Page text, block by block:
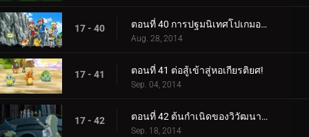
17 - 40 ตอนที่ 40 การปฐมนิเทศโปเกมอนที่เต็มไปด้วยหมอก!
Aug. 28, 2014
17 - 41 ตอนที่ 41 ต่อสู้เข้าสู่หอเกียรติยศ!
Sep. 04, 2014
17 - 42 ตอนที่ 42 ต้นกำเนิดของวิวัฒนาการเมก้า!
Sep. 18, 2014